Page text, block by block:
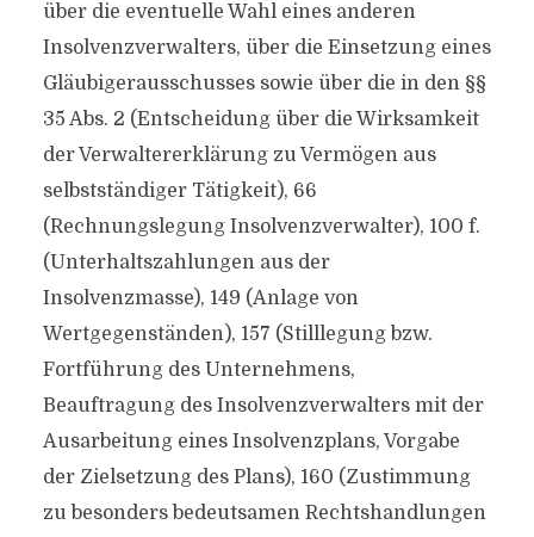
über die eventuelle Wahl eines anderen
Insolvenzverwalters, über die Einsetzung eines
Gläubigerausschusses sowie über die in den §§
35 Abs. 2 (Entscheidung über die Wirksamkeit
der Verwaltererklärung zu Vermögen aus
selbstständiger Tätigkeit), 66
(Rechnungslegung Insolvenzverwalter), 100 f.
(Unterhaltszahlungen aus der
Insolvenzmasse), 149 (Anlage von
Wertgegenständen), 157 (Stilllegung bzw.
Fortführung des Unternehmens,
Beauftragung des Insolvenzverwalters mit der
Ausarbeitung eines Insolvenzplans, Vorgabe
der Zielsetzung des Plans), 160 (Zustimmung
zu besonders bedeutsamen Rechtshandlungen